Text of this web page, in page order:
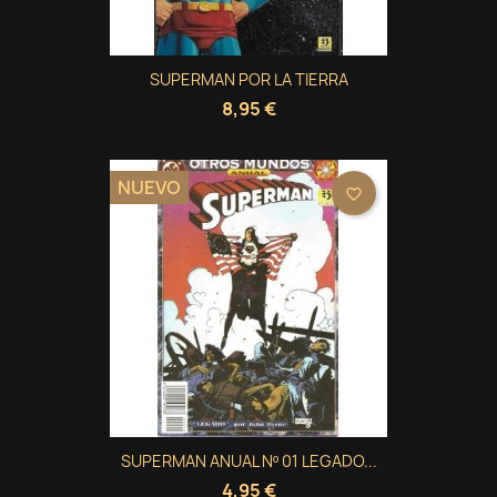
SUPERMAN POR LA TIERRA
8,95 €
SUPERMAN ANUAL Nº 01 LEGADO...
4,95 €
NUEVO favorite_border